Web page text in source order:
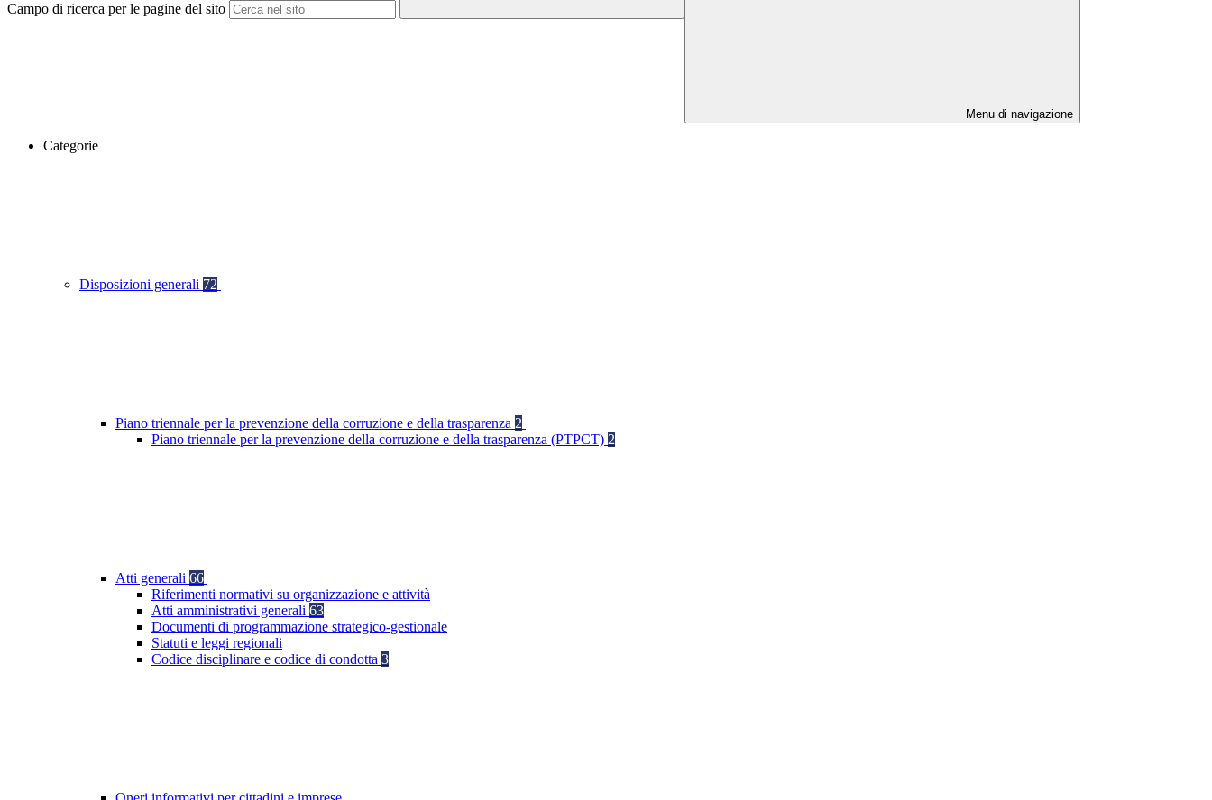
Campo di ricerca per le pagine del sito
Menu di navigazione
Categorie
Disposizioni generali 72
Piano triennale per la prevenzione della corruzione e della trasparenza 2
Piano triennale per la prevenzione della corruzione e della trasparenza (PTPCT) 2
Atti generali 66
Riferimenti normativi su organizzazione e attività
Atti amministrativi generali 63
Documenti di programmazione strategico-gestionale
Statuti e leggi regionali
Codice disciplinare e codice di condotta 3